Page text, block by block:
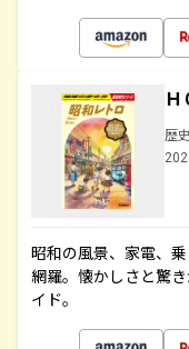
歴
昭和の風景、家電、
網羅。懐かしさと驚
イド。